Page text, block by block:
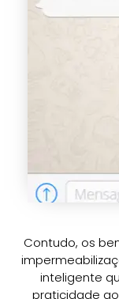
Contudo, os
inteligente
praticidade